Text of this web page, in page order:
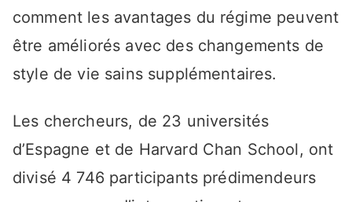
comment les avantages du régime peuvent
être améliorés avec des changements de
style de vie sains supplémentaires.
Les chercheurs, de 23 universités
d’Espagne et de Harvard Chan School, ont
divisé 4 746 participants prédimendeurs